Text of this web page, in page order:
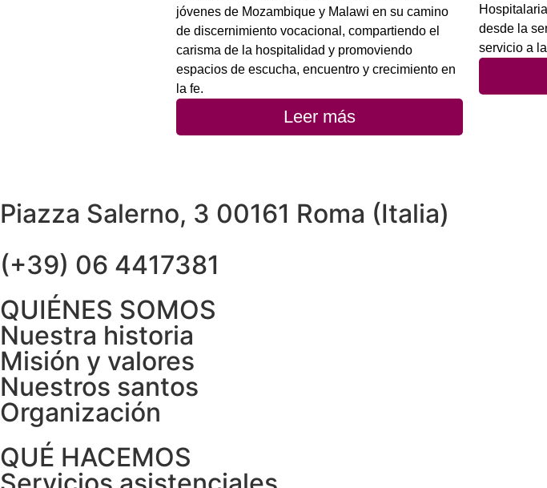
jóvenes de Mozambique y Malawi en su camino
de discernimiento vocacional, compartiendo el
carisma de la hospitalidad y promoviendo
espacios de escucha, encuentro y crecimiento en
la fe.
Leer más
desde la
servicio a
Piazza Salerno, 3 00161 Roma (Italia)
(+39) 06 4417381
QUIÉNES SOMOS
Nuestra historia
Misión y valores
Nuestros santos
Organización
QUÉ HACEMOS